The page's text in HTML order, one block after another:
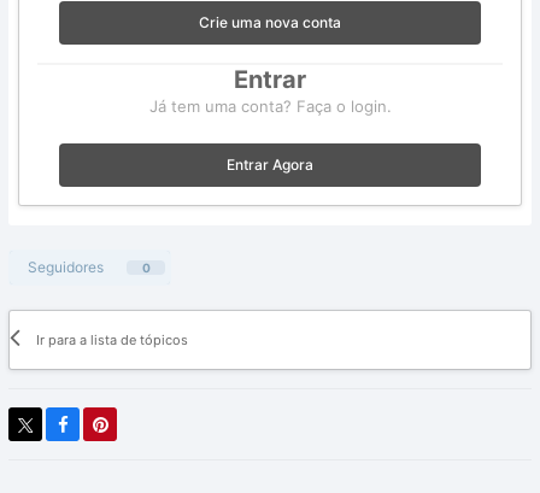
Crie uma nova conta
Entrar
Já tem uma conta? Faça o login.
Entrar Agora
Seguidores 0
Ir para a lista de tópicos